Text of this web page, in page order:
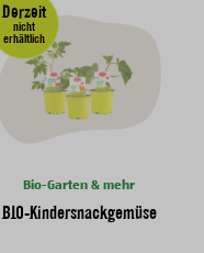
Derzeit
nicht
erhältlich
Bio-Garten & mehr
BIO-Kindersnackgemüse